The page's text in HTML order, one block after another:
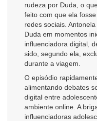
rudeza por Duda, o
feito com que ela
redes sociais.
Duda em momentos
influenciadora digital,
sido, segundo ela,
durante a viagem.
O episódio
alimentando debates
digital entre
ambiente online. A
influenciadoras